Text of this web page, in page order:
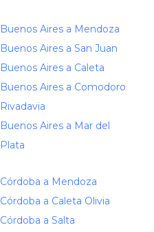
Buenos Aires a Mendoza
Buenos Aires a San Juan
Buenos Aires a Caleta
Buenos Aires a Comodoro
Rivadavia
Buenos Aires a Mar del
Plata
Córdoba a Mendoza
Córdoba a Caleta Olivia
Córdoba a Salta